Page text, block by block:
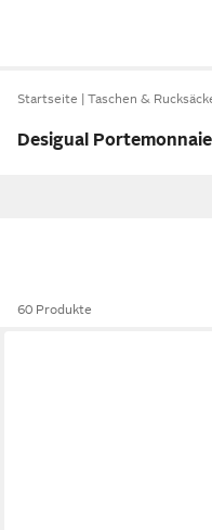
Startseite Taschen &
Desigual
60 Produkte